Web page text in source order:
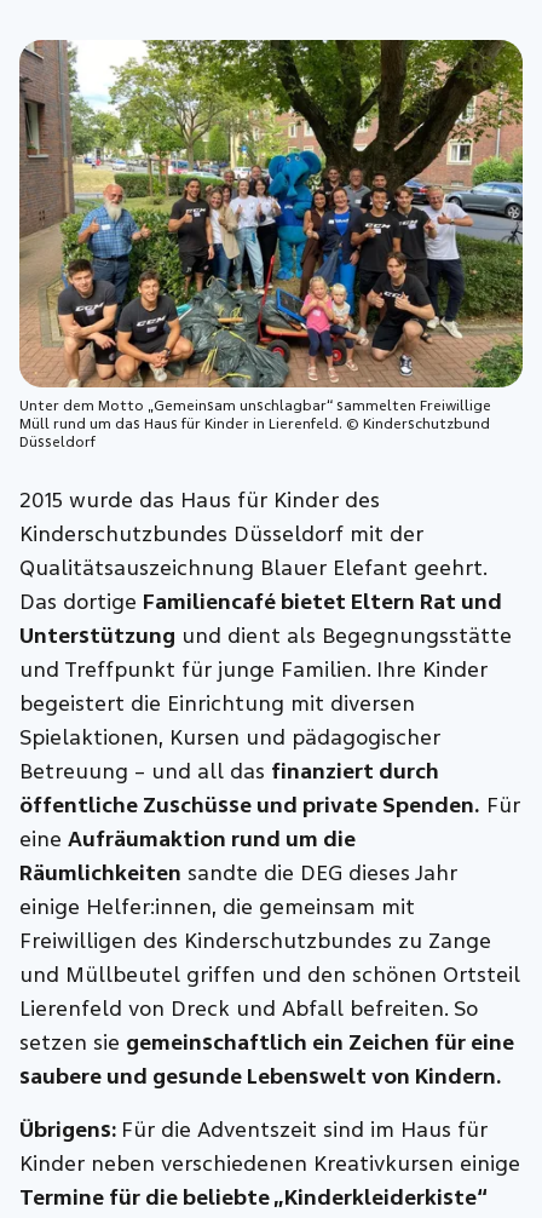
Unter dem Motto „Gemeinsam unschlagbar“ sammelten Freiwillige
Müll rund um das Haus für Kinder in Lierenfeld. © Kinderschutzbund
Düsseldorf
2015 wurde das Haus für Kinder des
Kinderschutzbundes Düsseldorf mit der
Qualitätsauszeichnung Blauer Elefant geehrt.
Das dortige Familiencafé bietet Eltern Rat und
Unterstützung und dient als Begegnungsstätte
und Treffpunkt für junge Familien. Ihre Kinder
begeistert die Einrichtung mit diversen
Spielaktionen, Kursen und pädagogischer
Betreuung – und all das finanziert durch
öffentliche Zuschüsse und private Spenden. Für
eineAufräumaktion rund um die
Räumlichkeiten sandte die DEG dieses Jahr
einige Helfer:innen, die gemeinsam mit
Freiwilligen des Kinderschutzbundes zu Zange
und Müllbeutel griffen und den schönen Ortsteil
Lierenfeld von Dreck und Abfall befreiten. So
setzen sie gemeinschaftlich ein Zeichen für eine
saubere und gesunde Lebenswelt von Kindern.
Übrigens: Für die Adventszeit sind im Haus für
Kinder neben verschiedenen Kreativkursen einige
Termine für die beliebte „Kinderkleiderkiste“